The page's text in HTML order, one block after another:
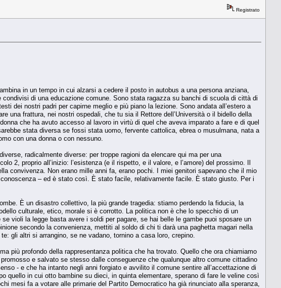
Registrato
in un tempo in cui alzarsi a cedere il posto in autobus a una persona anziana,
di una educazione comune. Sono stata ragazza su banchi di scuola di città di
dei nostri padri per capirne meglio e più piano la lezione. Sono andata all’estero a
una frattura, nei nostri ospedali, che tu sia il Rettore dell’Università o il bidello della
che ha avuto accesso al lavoro in virtù di quel che aveva imparato a fare e di quel
stata diversa se fossi stata uomo, fervente cattolica, ebrea o musulmana, nata a
con una donna o con nessuno.
radicalmente diverse: per troppe ragioni da elencare qui ma per una
2, proprio all’inizio: l’esistenza (e il rispetto, e il valore, e l’amore) del prossimo. Il
convivenza. Non erano mille anni fa, erano pochi. I miei genitori sapevano che il mio
– ed è stato così. È stato facile, relativamente facile. È stato giusto. Per i
È un disastro collettivo, la più grande tragedia: stiamo perdendo la fiducia, la
culturale, etico, morale si è corrotto. La politica non è che lo specchio di un
violi la legge basta avere i soldi per pagare, se hai belle le gambe puoi sposare un
secondo la convenienza, mettiti al soldo di chi ti darà una paghetta magari nella
gli altri si arrangino, se ne vadano, tornino a casa loro, crepino.
più profondo della rappresentanza politica che ha trovato. Quello che ora chiamiamo
e salvato se stesso dalle conseguenze che qualunque altro comune cittadino
- e che ha intanto negli anni forgiato e avvilito il comune sentire all’accettazione di
quello in cui otto bambine su dieci, in quinta elementare, sperano di fare le veline così
mesi fa a votare alle primarie del Partito Democratico ha già rinunciato alla speranza,